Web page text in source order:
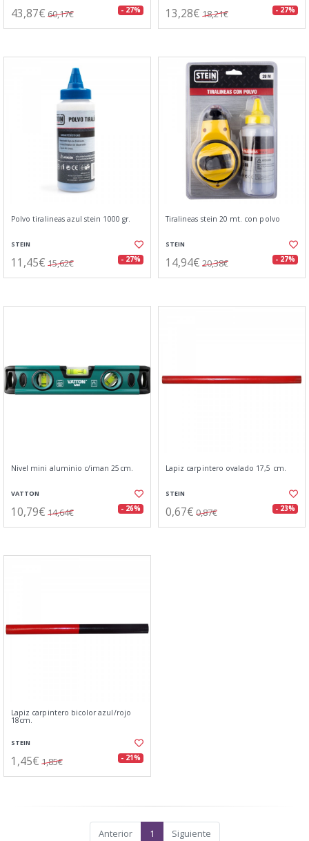
43,87€ 60,17€ - 27% 13,28€ 18,21€ - 27%
Polvo tiralineas azul stein 1000 gr.
STEIN
11,45€ 15,62€ - 27%
Tiralineas stein 20 mt. con polvo
STEIN
14,94€ 20,38€ - 27%
Nivel mini aluminio c/iman 25cm.
VATTON
10,79€ 14,64€ - 26%
Lapiz carpintero ovalado 17,5 cm.
STEIN
0,67€ 0,87€ - 23%
Lapiz carpintero bicolor azul/rojo
18cm.
STEIN
1,45€ 1,85€ - 21%
Anterior 1 Siguiente